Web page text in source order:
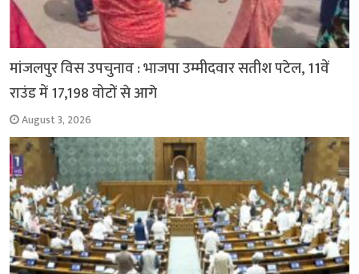
मांजलपुर विस उपचुनाव : भाजपा उम्मीदवार सतीश पटेल, 11वें
राउंड में 17,198 वोटों से आगे
August 3, 2026